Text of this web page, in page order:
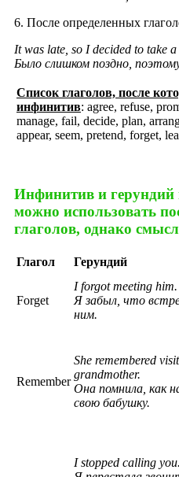
6. После определенных
It was late, so I decided to take
Было слишком поздно,
Список глаголов, после
инфинитив: agree, refuse,
manage, fail, decide, plan,
appear, seem, pretend, forget,
Инфинитив и герундий
можно использовать
глаголов, однако
Глагол Герундий
Forget
Iforgot meeting him.
Я забыл, что
ним.
Remember
She remembered
grandmother.
Она помнила, как
свою бабушку.
Istopped calling you.